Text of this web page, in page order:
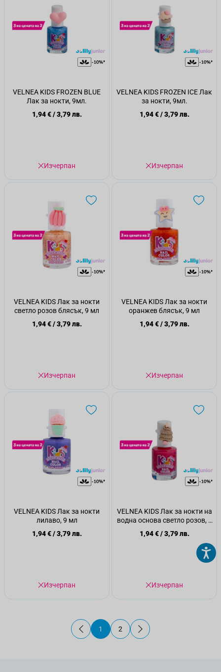
VELNEA KIDS FROZEN BLUE
Лак за нокти, 9мл.
1,94 €/3,79 лв.
Изчерпан
VELNEA KIDS FROZEN ICE Лак
за нокти, 9мл.
1,94 €/3,79 лв.
Изчерпан
VELNEA KIDS Лак за нокти
светло розов блясък, 9 мл
1,94 €/3,79 лв.
Изчерпан
VELNEA KIDS Лак за нокти
оранжев блясък, 9 мл
1,94 €/3,79 лв.
Изчерпан
VELNEA KIDS Лак за нокти
лилаво, 9 мл
1,94 €/3,79 лв.
Изчерпан
VELNEA KIDS Лак за нокти на
водна основа светло розов, 9
мл.
1,94 €/3,79 лв.
Изчерпан
В момента четете страница
1
Страница
2